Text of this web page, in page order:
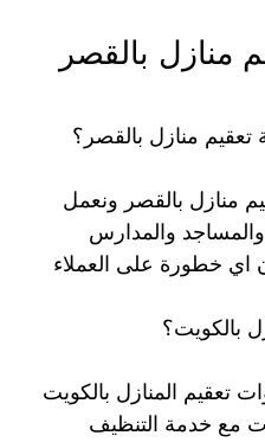
بالقصر
منازل بالقصر؟
منازل بالقصر ونعمل
والمدارس
خطورة على العملاء
بالكويت؟
المنازل بالكويت
مع خدمة التنظيف